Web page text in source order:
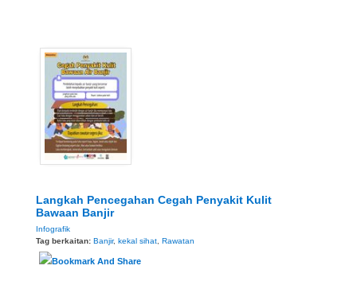
Langkah Pencegahan Cegah Penyakit Kulit
Bawaan Banjir
Infografik
Tag berkaitan: Banjir, kekal sihat Rawatan